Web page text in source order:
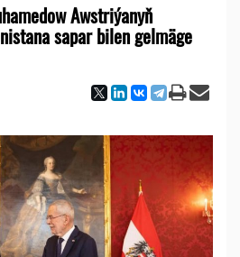
Awstriýanyň
sapar bilen gelmäge